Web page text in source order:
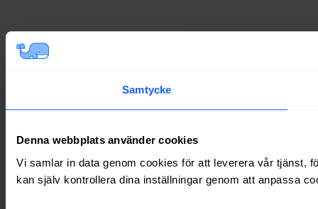
Samtycke
Denna webbplats använder cookies
Vi samlar in data genom cookies för att leverera vår tjänst,
kan själv kontrollera dina inställningar genom att anpassa